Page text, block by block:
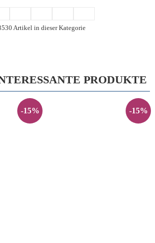
Artikel in dieser Kategorie
PRODUKTE
-15% -15%